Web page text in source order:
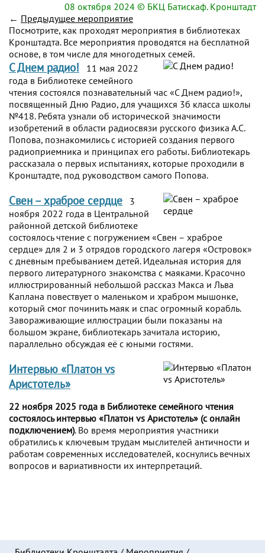
08 октября 2024 © БКЦ Батискаф. Кронштадт
← Предыдущее мероприятие
Посмотрите, как проходят мероприятия в библиотеках
Кронштадта. Все мероприятия проводятся на бесплатной
основе, в том числе для многодетных семей.
С Днем радио!
11 мая 2022
года в Библиотеке семейного
чтения состоялся познавательный час «С Днем радио!»,
посвященный Дню Радио, для учащихся 3б класса школы
№418. Ребята узнали об исторической значимости
изобретений в области радиосвязи русского физика А.С.
Попова, познакомились с историей создания первого
радиоприемника и принципах его работы. Библиотекарь
рассказала о первых испытаниях, которые проходили в
Кронштадте, под руководством самого Попова.
Свен – храброе сердце
3
ноября 2022 года в Центральной
районной детской библиотеке
состоялось чтение с погружением «Свен – храброе
сердце» для 2 и 3 отрядов городского лагеря «Островок»
с дневным пребыванием детей. Идеальная история для
первого литературного знакомства с маяками. Красочно
иллюстрированный небольшой рассказ Макса и Льва
Каплана повествует о маленьком и храбром мышонке,
который смог починить маяк и спас огромный корабль.
Завораживающие иллюстрации были показаны на
большом экране, библиотекарь зачитала историю,
параллельно обсуждая её с юными гостями.
Интервью «Платон vs
Аристотель»
22 ноября 2025 года в Библиотеке семейного чтения
состоялось интервью «Платон vs Аристотель» (с онлайн
подключением). Во время мероприятия участники
обратились к ключевым трудам мыслителей античности и
работам современных исследователей, коснулись вечных
вопросов и вариативности их интерпретаций.